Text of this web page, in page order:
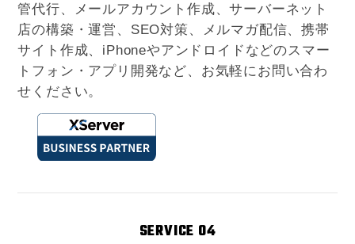
管代行、メールアカウント作成、サーバーネット
店の構築・運営、SEO対策、メルマガ配信、携帯
サイト作成、iPhoneやアンドロイドなどのスマー
トフォン・アプリ開発など、お気軽にお問い合わ
せください。
SERVICE 04